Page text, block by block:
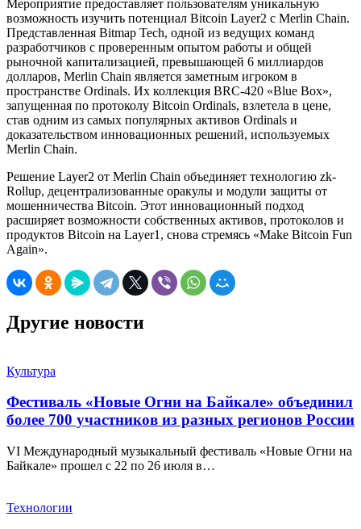
Мероприятие предоставляет пользователям уникальную
возможность изучить потенциал Bitcoin Layer2 с Merlin Chain.
Представленная Bitmap Tech, одной из ведущих команд
разработчиков с проверенным опытом работы и общей
рыночной капитализацией, превышающей 6 миллиардов
долларов, Merlin Chain является заметным игроком в
пространстве Ordinals. Их коллекция BRC-420 «Blue Box»,
запущенная по протоколу Bitcoin Ordinals, взлетела в цене,
став одним из самых популярных активов Ordinals и
доказательством инновационных решений, используемых
Merlin Chain.
Решение Layer2 от Merlin Chain объединяет технологию zk-
Rollup, децентрализованные оракулы и модули защиты от
мошенничества Bitcoin. Этот инновационный подход
расширяет возможности собственных активов, протоколов и
продуктов Bitcoin на Layer1, снова стремясь «Make Bitcoin Fun
Again».
Другие новости
Культура
Фестиваль «Новые Огни на Байкале» объединил
более 700 участников из разных регионов России
VI Международный музыкальный фестиваль «Новые Огни на
Байкале» прошел с 22 по 26 июля в…
Технологии